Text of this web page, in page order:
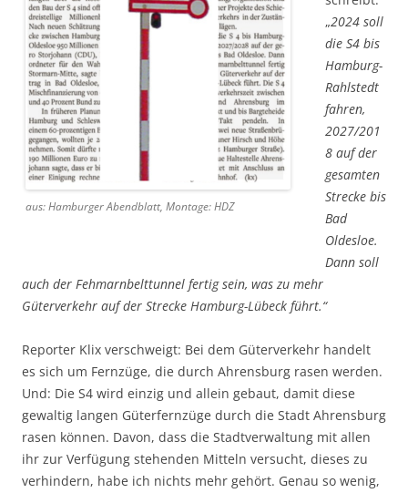
aus: Hamburger Abendblatt, Montage: HDZ
„2024 soll
die S4 bis
Hamburg-
Rahlstedt
fahren,
2027/201
8 auf der
gesamten
Strecke bis
Bad
Oldesloe.
Dann soll
auch der Fehmarnbelttunnel fertig sein, was zu mehr
Güterverkehr auf der Strecke Hamburg-Lübeck führt.“
Reporter Klix verschweigt: Bei dem Güterverkehr handelt
es sich um Fernzüge, die durch Ahrensburg rasen werden.
Und: Die S4 wird einzig und allein gebaut, damit diese
gewaltig langen Güterfernzüge durch die Stadt Ahrensburg
rasen können. Davon, dass die Stadtverwaltung mit allen
ihr zur Verfügung stehenden Mitteln versucht, dieses zu
verhindern, habe ich nichts mehr gehört. Genau so wenig,